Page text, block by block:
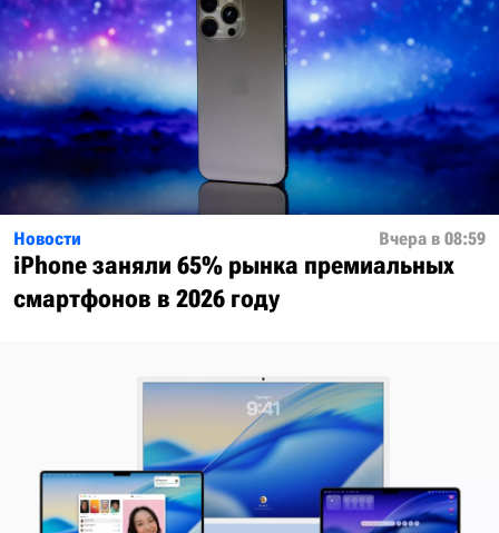
Новости Вчера в 08:59
iPhone заняли 65% рынка премиальных
смартфонов в 2026 году